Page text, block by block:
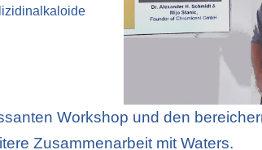
Workshop und den
Zusammenarbeit mit Waters.